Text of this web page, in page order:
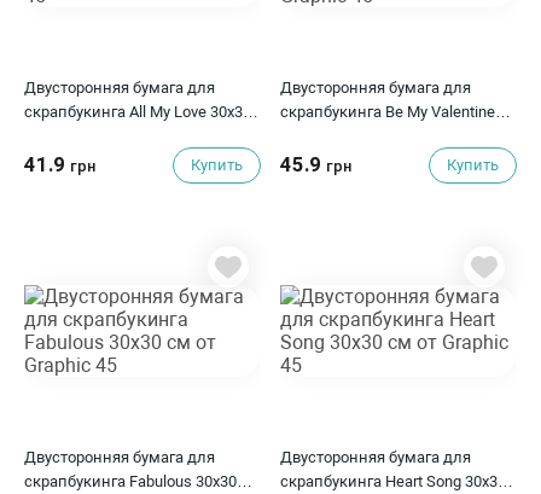
Двусторонняя бумага для
скрапбукинга All My Love 30х30
41.9 грн Купить
Двусторонняя бумага для
скрапбукинга Be My Valentine
45.9 грн Купить
Двусторонняя бумага для
скрапбукинга Fabulous 30х30
Двусторонняя бумага для
скрапбукинга Heart Song 30х30